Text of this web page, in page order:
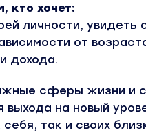
кто хочет:
личности, увидеть
от
дохода.
сферы жизни и
выхода на новый
себя, так и своих